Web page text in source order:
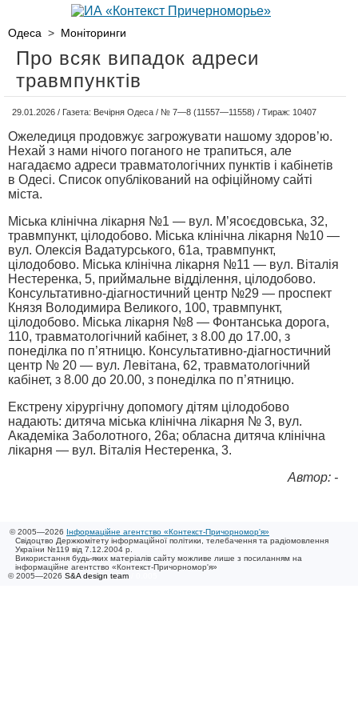
Одеса > Моніторинги
Про всяк випадок адреси
травмпунктів
29.01.2026 / Газета: Вечірня Одеса / № 7—8 (11557—11558) / Тираж: 10407
Ожеледиця продовжує загрожувати нашому здоров’ю.
Нехай з нами нічого поганого не трапиться, але
нагадаємо адреси травматологічних пунктів і кабінетів
в Одесі. Список опублікований на офіційному сайті
міста.
Міська клінічна лікарня №1 — вул. М’ясоєдовська, 32,
травмпункт, цілодобово. Міська клінічна лікарня №10 —
вул. Олексія Вадатурського, 61а, травмпункт,
цілодобово. Міська клінічна лікарня №11 — вул. Віталія
Нестеренка, 5, приймальне відділення, цілодобово.
Консультативно-діагностичний центр №29 — проспект
Князя Володимира Великого, 100, травмпункт,
цілодобово. Міська лікарня №8 — Фонтанська дорога,
110, травматологічний кабінет, з 8.00 до 17.00, з
понеділка по п’ятницю. Консультативно-діагностичний
центр № 20 — вул. Левітана, 62, травматологічний
кабінет, з 8.00 до 20.00, з понеділка по п’ятницю.
Екстрену хірургічну допомогу дітям цілодобово
надають: дитяча міська клінічна лікарня № 3, вул.
Академіка Заболотного, 26а; обласна дитяча клінічна
лікарня — вул. Віталія Нестеренка, 3.
Автор: -
© 2005—2026 Інформаційне агентство «Контекст-Причорномор'я»
Свідоцтво Держкомітету інформаційної політики, телебачення та радіомовлення
України №119 від 7.12.2004 р.
Використання будь-яких матеріалів сайту можливе лише з посиланням на
інформаційне агентство «Контекст-Причорномор'я»
© 2005—2026 S&A design team